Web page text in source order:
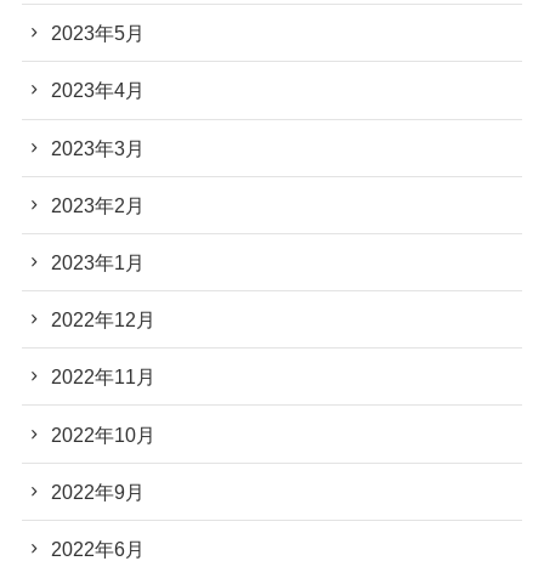
2023年5月
2023年4月
2023年3月
2023年2月
2023年1月
2022年12月
2022年11月
2022年10月
2022年9月
2022年6月